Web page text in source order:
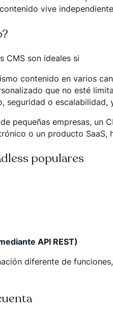
vive
CMS son ideales si
contenido en varios
que no esté
seguridad o
pequeñas empresas, un
o un producto SaaS,
populares
API REST)
diferente de